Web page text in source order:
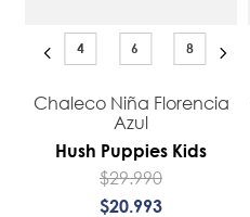
4 6 8
Chaleco Niña Florencia
Azul
Hush Puppies Kids
$29.990
$20.993